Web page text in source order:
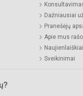
Dažniausiai
Pranešėjų
Apie mus rašo
Naujienlaiškiai
Sveikinimai